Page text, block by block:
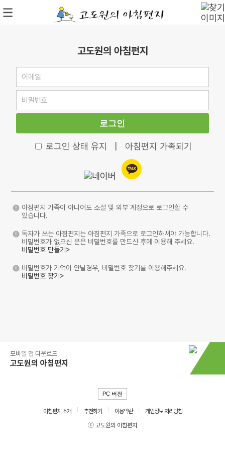
고도원의 아침편지
로그인
로그인 상태 유지 아침편지 가족되기
아침편지 가족이 아니어도 소셜 및 외부 계정으로 로그인할 수
있습니다.
독자가 쓰는 아침편지는 아침편지 가족으로 로그인하셔야 가능합니다.
비밀번호가 없으신 분은 비밀번호를 만드신 후에 이용해 주세요.
비밀번호 만들기>
비밀번호가 기억이 안날경우, 비밀번호 찾기를 이용해주세요.
비밀번호 찾기>
모바일 앱 다운로드
고도원의 아침편지
PC 버전
아침편지 소개 추천하기 이용약관
개인정보 처리방침
ⓒ 고도원의 아침편지